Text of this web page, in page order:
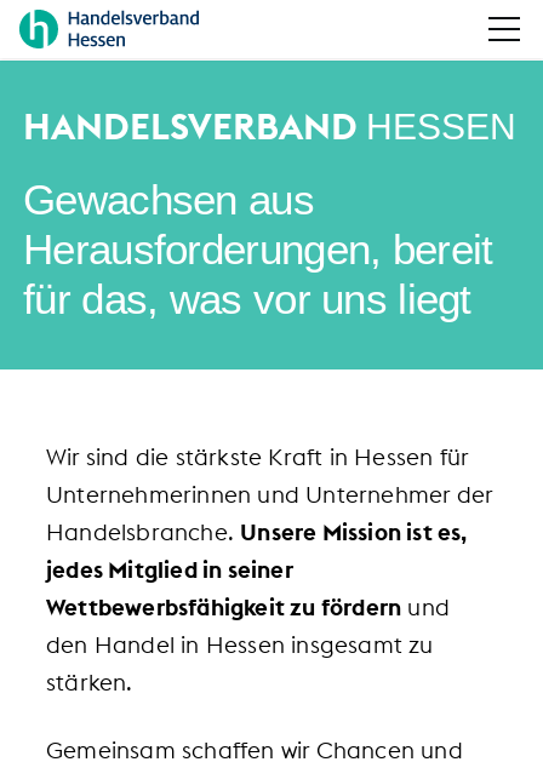
HANDELSVERBAND HESSEN
Gewachsen aus
Herausforderungen, bereit
für das, was vor uns liegt
Wir sind die stärkste Kraft in Hessen für
Unternehmerinnen und Unternehmer der
Handelsbranche. Unsere Mission ist es,
jedes Mitglied in seiner
Wettbewerbsfähigkeit zu fördern und
den Handel in Hessen insgesamt zu
stärken.
Gemeinsam schaffen wir Chancen und